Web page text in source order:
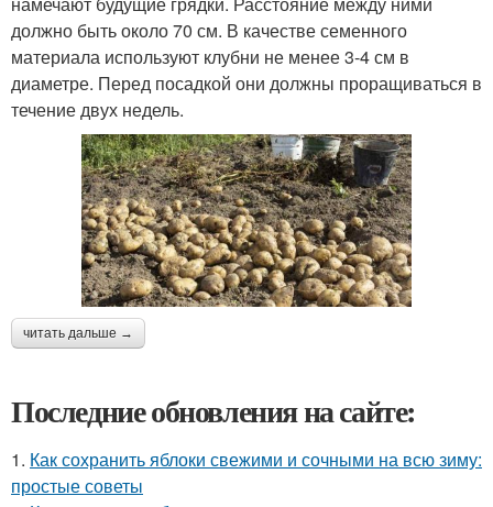
должно быть около 70 см. В качестве семенного
материала используют клубни не менее 3-4 см в
диаметре. Перед посадкой они должны проращиваться в
течение двух недель.
читать дальше →
Последние обновления на сайте:
1. Как сохранить яблоки свежими и сочными на всю зиму:
простые советы